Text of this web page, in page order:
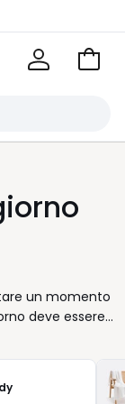
Vai
un momento
deve essere
ogni
pappa fino al
con maniche
un completo